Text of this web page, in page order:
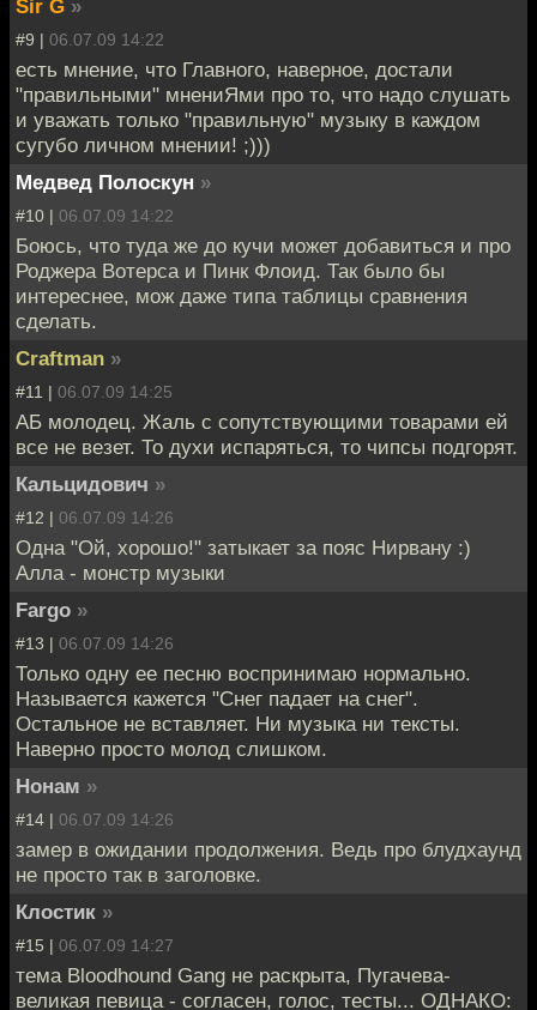
Sir G »
#9 | 06.07.09 14:22
есть мнение, что Главного, наверное, достали
"правильными" мнениЯми про то, что надо слушать
и уважать только "правильную" музыку в каждом
сугубо личном мнении! ;)))
Медвед Полоскун »
#10 | 06.07.09 14:22
Боюсь, что туда же до кучи может добавиться и про
Роджера Вотерса и Пинк Флоид. Так было бы
интереснее, мож даже типа таблицы сравнения
сделать.
Craftman »
#11 | 06.07.09 14:25
АБ молодец. Жаль с сопутствующими товарами ей
все не везет. То духи испаряться, то чипсы подгорят.
Кальцидович »
#12 | 06.07.09 14:26
Одна "Ой, хорошо!" затыкает за пояс Нирвану :)
Алла - монстр музыки
Fargo »
#13 | 06.07.09 14:26
Только одну ее песню воспринимаю нормально.
Называется кажется "Снег падает на снег".
Остальное не вставляет. Ни музыка ни тексты.
Наверно просто молод слишком.
Нонам »
#14 | 06.07.09 14:26
замер в ожидании продолжения. Ведь про блудхаунд
не просто так в заголовке.
Клостик »
#15 | 06.07.09 14:27
тема Bloodhound Gang не раскрыта, Пугачева-
великая певица - согласен, голос, тесты... ОДНАКО: